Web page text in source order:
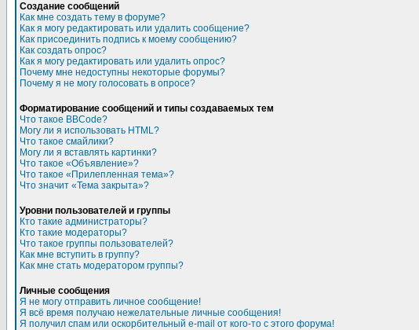
Создание сообщений
Как мне создать тему в форуме?
Как я могу редактировать или удалить сообщение?
Как присоединить подпись к моему сообщению?
Как создать опрос?
Как я могу редактировать или удалить опрос?
Почему мне недоступны некоторые форумы?
Почему я не могу голосовать в опросе?
Форматирование сообщений и типы создаваемых тем
Что такое BBCode?
Могу ли я использовать HTML?
Что такое смайлики?
Могу ли я вставлять картинки?
Что такое «Объявление»?
Что такое «Прилепленная тема»?
Что значит «Тема закрыта»?
Уровни пользователей и группы
Кто такие администраторы?
Кто такие модераторы?
Что такое группы пользователей?
Как мне вступить в группу?
Как мне стать модератором группы?
Личные сообщения
Я не могу отправить личное сообщение!
Я всё время получаю нежелательные личные сообщения!
Я получил спам или оскорбительный e-mail от кого-то с этого форума!